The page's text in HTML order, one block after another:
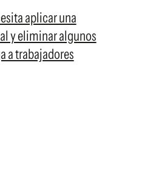
aplicar una
y eliminar algunos
a trabajadores